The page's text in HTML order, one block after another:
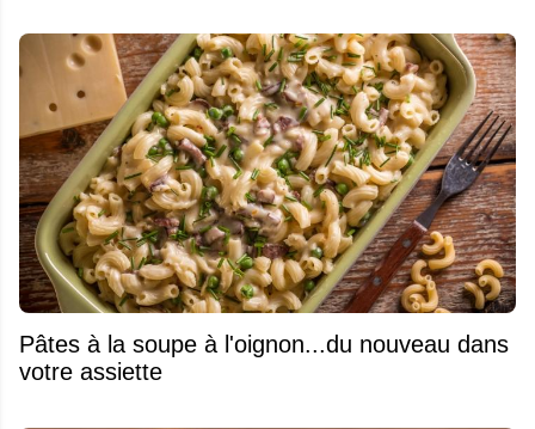
Pâtes à la soupe à l'oignon...du nouveau dans
votre assiette